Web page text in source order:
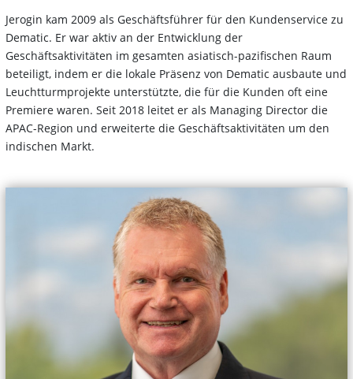
Jerogin kam 2009 als Geschäftsführer für den Kundenservice zu
Dematic. Er war aktiv an der Entwicklung der
Geschäftsaktivitäten im gesamten asiatisch-pazifischen Raum
beteiligt, indem er die lokale Präsenz von Dematic ausbaute und
Leuchtturmprojekte unterstützte, die für die Kunden oft eine
Premiere waren. Seit 2018 leitet er als Managing Director die
APAC-Region und erweiterte die Geschäftsaktivitäten um den
indischen Markt.